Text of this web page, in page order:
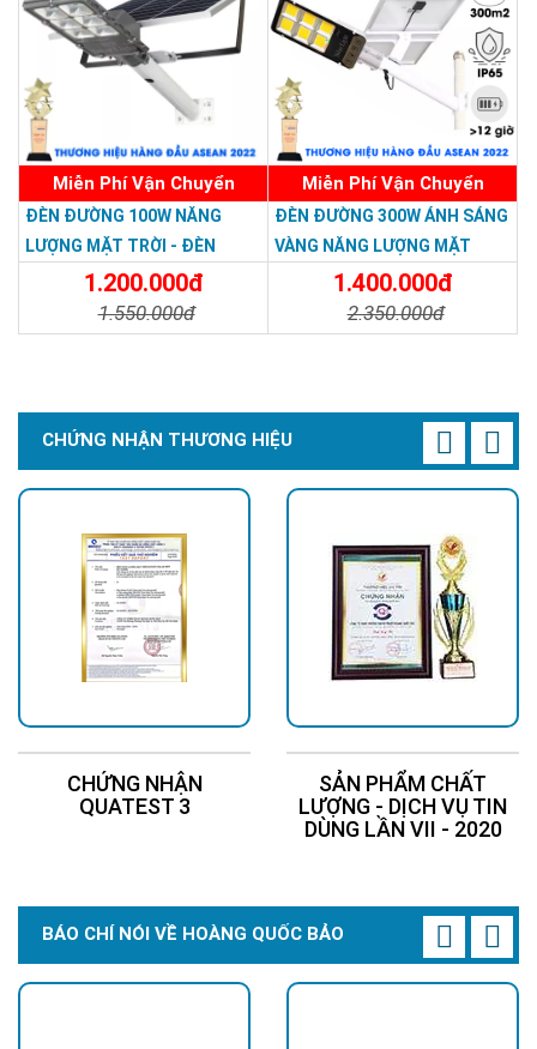
Miễn Phí Vận Chuyển
ĐÈN ĐƯỜNG 100W NĂNG
LƯỢNG MẶT TRỜI - ĐÈN
ĐƯỜNG NĂNG LƯỢNG MẶT
TRỜI 100W GIÁ RẺ - Solar
Light 100W
1.200.000đ
1.550.000đ
Miễn Phí Vận Chuyển
ĐÈN ĐƯỜNG 300W ÁNH SÁNG
VÀNG NĂNG LƯỢNG MẶT
TRỜI - Solar Light 300W
1.400.000đ
2.350.000đ
CHỨNG NHẬN THƯƠNG HIỆU
CHỨNG NHẬN
QUATEST 3
SẢN PHẨM CHẤT
LƯỢNG - DỊCH VỤ TIN
DÙNG LẦN VII - 2020
BÁO CHÍ NÓI VỀ HOÀNG QUỐC BẢO